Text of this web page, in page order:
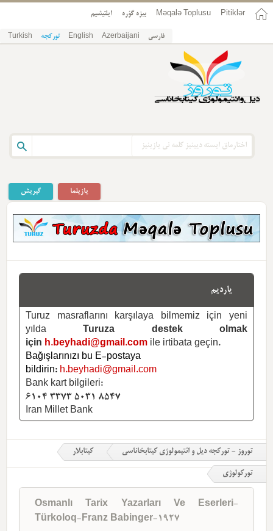
Pitiklər
Məqalə Toplusu بیزه گؤره ایلتیشیم
فارسی Azerbaijani
English تورکجه Turkish
گیریش یازیلما
یاردیم
Turuz masraflarını karşılaya bilmemiz için yeni
yılda
Turuza destek olmak
için h.beyhadi@gmail.com ile irtibata geçin.
Bağışlarınızı bu E-postaya
bildirin: h.beyhadi@gmail.com
Bank kart bilgileri:
6104 3373 5031 8547
Iran Millet Bank
توروز - تورکجه دیل و ائتیمولوژی کیتابخاناسی کیتابلار
تورکولوژی
Osmanlı Tarix Yazarları Ve Eserleri-
Türkoloq-Franz Babinger-1927